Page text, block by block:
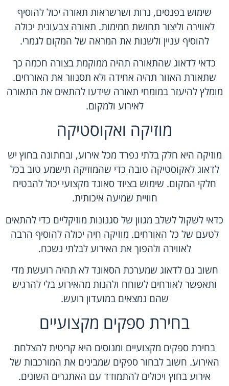
שימוש בפנסים, נרות ושרשראות תאורה יכול להוסיף
לאווירה וליצור תחושת חמימות. תאורה צבעונית יכולה
להוסיף עניין ולשנות את המראה של המקום לגמרי.
כדאי לדאוג שהתאורה תהיה ממוקמת בצורה חכמה כך
שתאורת האזור תהיה אחידה ולא תסנוור את האורחים.
מומלץ להיעזר במומחי תאורה שידעו להתאים את התאורה
לאירוע ולמקום.
מוזיקה ואקוסטיקה
מוזיקה היא חלק בלתי נפרד מכל אירוע, ובחתונה בחוץ יש
לדאוג לאקוסטיקה טובה כדי שהמוזיקה תישמע טוב בכל
חלקי המקום. שימוש בציוד סאונד מקצועי יכול להבטיח
חוויית שמיעה איכותית.
כדאי לשקול לשלב מגוון של סגנונות מוזיקליים כדי להתאים
לטעם של כל האורחים. מוזיקה חיה יכולה להוסיף הרבה
לאווירה ולהפוך את האירוע לבלתי נשכח.
חשוב גם לדאוג שמערכת הסאונד לא תהיה רועשת מדי
ותאפשר לאורחים לשוחח ולהנות מהאירוע בלי להרגיש
שהם נמצאים במועדון רועש.
בחירת ספקים מקצועיים
בחירת ספקים מקצועיים ומנוסים היא קריטית להצלחת
האירוע. חשוב לבחור ספקים שמבינים את המורכבות של
אירוע בחוץ ויכולים להתמודד עם האתגרים השונים.